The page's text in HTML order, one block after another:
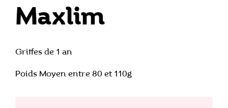
Maxlim
Griffes de 1 an
Poids Moyen entre 80 et 110g